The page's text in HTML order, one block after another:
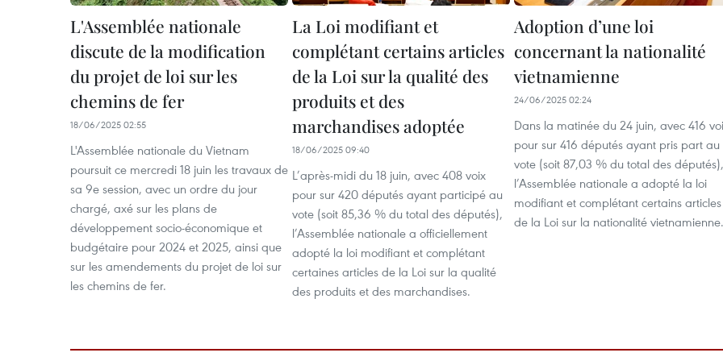
L'Assemblée nationale
discute de la modification
du projet de loi sur les
chemins de fer
18/06/2025 02:55
L'Assemblée nationale du Vietnam
poursuit ce mercredi 18 juin les travaux de
sa 9e session, avec un ordre du jour
chargé, axé sur les plans de
développement socio-économique et
budgétaire pour 2024 et 2025, ainsi que
sur les amendements du projet de loi sur
les chemins de fer.
La Loi modifiant et
complétant certains articles
de la Loi sur la qualité des
produits et des
marchandises adoptée
18/06/2025 09:40
L’après-midi du 18 juin, avec 408 voix
pour sur 420 députés ayant participé au
vote (soit 85,36 % du total des députés),
l’Assemblée nationale a officiellement
adopté la loi modifiant et complétant
certaines articles de la Loi sur la qualité
des produits et des marchandises.
Adoption d’une loi
concernant la nationalité
vietnamienne
24/06/2025 02:24
Dans la matinée du 24 juin, avec 416
pour sur 416 députés ayant pris part au
vote (soit 87,03 % du total des députés),
l’Assemblée nationale a adopté la loi
modifiant et complétant certains articles
de la Loi sur la nationalité vietnamienne.